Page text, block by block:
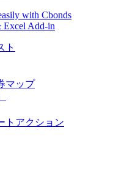
with Cbonds
Excel Add-in
ト
マップ
トアクション